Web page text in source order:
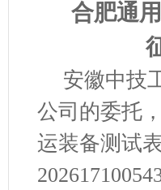
合肥通
安徽中技
公司 的委托
运装备测试